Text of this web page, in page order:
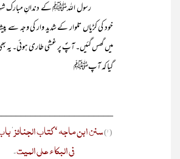
رسول اللہﷺ کے دندانِ مبارک
خود کی کڑیاں تلوار کے شدید وار کی وجہ سے
میں گھس گئیں۔ آپؐ پر غشی طاری ہوئی۔ یہ
گیا کہ آپﷺ
(۱) سنن ابن ماجہ‘ کتاب الجنائز
فی البکاء علی المیت۔